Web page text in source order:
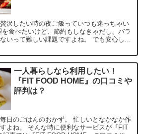
沢したい時の夜ご飯っていつも迷っちゃい
食べたいけど、節約もしなきゃだし、バラ
いって難しい課題ですよね。 でも安心して
一人暮らしなら利用したい！
『FIT FOOD HOME』の口コミや
評判は？
日のごはんのおかず。 忙しいとなかなか作
よね。 そんな時に便利なサービスが『FIT